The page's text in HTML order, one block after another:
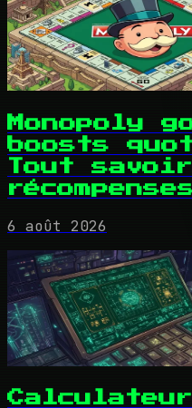
Monopoly
boosts
Tout
6 août 2026